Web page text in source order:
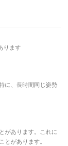
ります
に、長時間同じ姿勢
があります。これに
があります。